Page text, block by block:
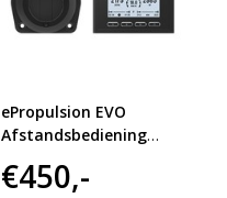
ePropulsion EVO
Afstandsbediening
€450,-